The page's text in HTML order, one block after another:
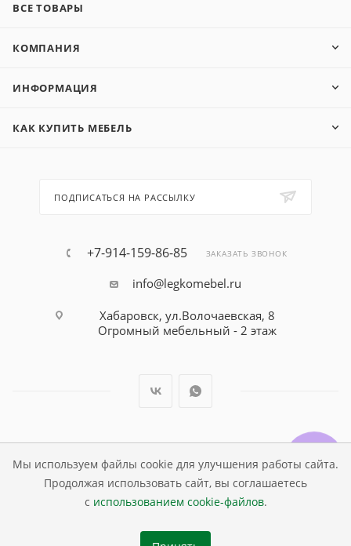
Мы используем файлы cookie для улучшения работы сайта.
Продолжая использовать сайт, вы соглашаетесь
с использованием cookie-файлов.
ВСЕ ТОВАРЫ
КОМПАНИЯ
ИНФОРМАЦИЯ
КАК КУПИТЬ МЕБЕЛЬ
ПОДПИСАТЬСЯ НА РАССЫЛКУ
+7-914-159-86-85 ЗАКАЗАТЬ ЗВОНОК
info@legkomebel.ru
Хабаровск, ул.Волочаевская, 8
Огромный мебельный - 2 этаж